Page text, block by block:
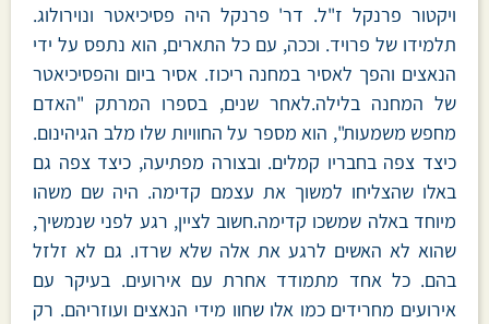
ויקטור פרנקל ז"ל. דר' פרנקל היה פסיכיאטר ונוירולוג.
תלמידו של פרויד. וככה, עם כל התארים, הוא נתפס על ידי
הנאצים והפך לאסיר במחנה ריכוז. אסיר ביום והפסיכיאטר
של המחנה בלילה.לאחר שנים, בספרו המרתק "האדם
מחפש משמעות", הוא מספר על החוויות שלו מלב הגיהינום.
כיצד צפה בחבריו קמלים. ובצורה מפתיעה, כיצד צפה גם
באלו שהצליחו למשוך את עצמם קדימה. היה שם משהו
מיוחד באלה שמשכו קדימה.חשוב לציין, רגע לפני שנמשיך,
שהוא לא האשים לרגע את אלה שלא שרדו. גם לא זלזל
בהם. כל אחד מתמודד אחרת עם אירועים. בעיקר עם
אירועים מחרידים כמו אלו שחוו מידי הנאצים ועוזריהם. רק